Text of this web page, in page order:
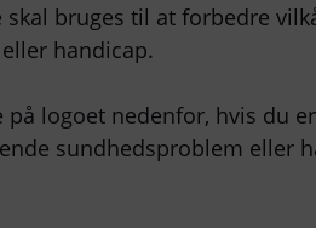
bruges til at forbedre
handicap.
logoet nedenfor, hvis du
sundhedsproblem eller